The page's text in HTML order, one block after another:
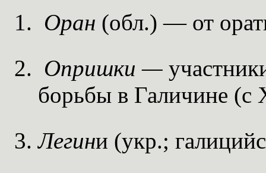
Оран (обл.) — от
Опришки —
борьбы в Галичине (с
Легини (укр.;